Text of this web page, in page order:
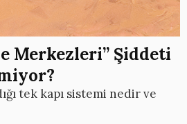
Merkezleri” Şiddeti
tek kapı sistemi nedir ve